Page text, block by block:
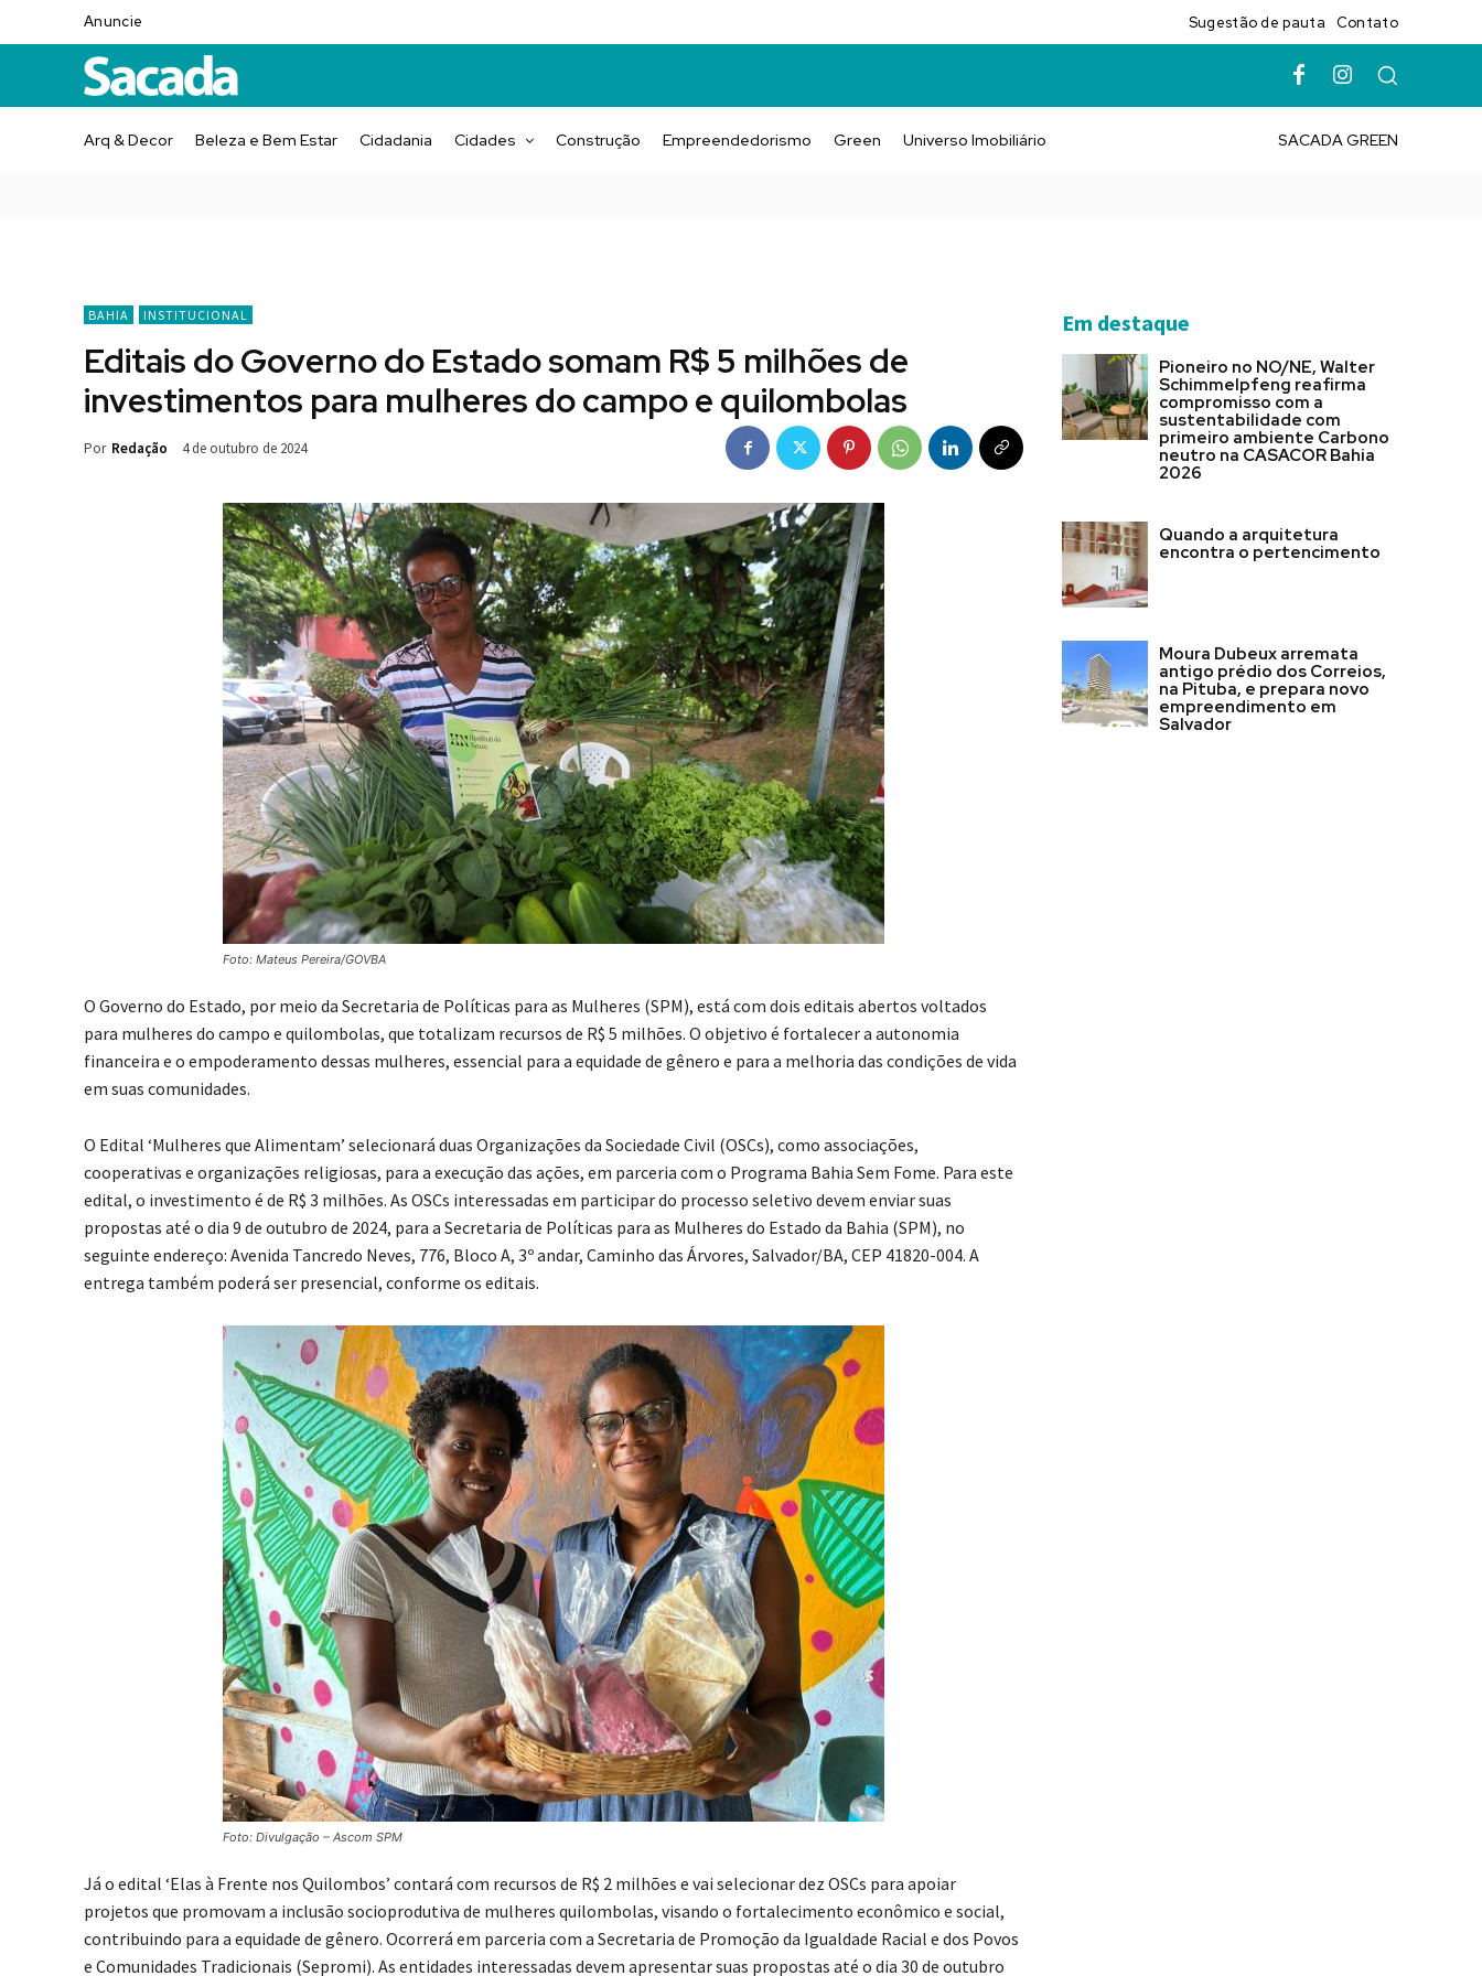
Anuncie Sugestão de pauta Contato
Arq & Decor Beleza e Bem Estar Cidadania Cidades Construção Empreendedorismo Green Universo Imobiliário SACADA GREEN
BAHIA INSTITUCIONAL
Editais do Governo do Estado somam R$ 5 milhões de
investimentos para mulheres do campo e quilombolas
Por Redação 4 de outubro de 2024
Foto: Mateus Pereira/GOVBA
O Governo do Estado, por meio da Secretaria de Políticas para as Mulheres (SPM), está com dois editais abertos voltados
para mulheres do campo e quilombolas, que totalizam recursos de R$ 5 milhões. O objetivo é fortalecer a autonomia
financeira e o empoderamento dessas mulheres, essencial para a equidade de gênero e para a melhoria das condições de vida
em suas comunidades.
O Edital ‘Mulheres que Alimentam’ selecionará duas Organizações da Sociedade Civil (OSCs), como associações,
cooperativas e organizações religiosas, para a execução das ações, em parceria com o Programa Bahia Sem Fome. Para este
edital, o investimento é de R$ 3 milhões. As OSCs interessadas em participar do processo seletivo devem enviar suas
propostas até o dia 9 de outubro de 2024, para a Secretaria de Políticas para as Mulheres do Estado da Bahia (SPM), no
seguinte endereço: Avenida Tancredo Neves, 776, Bloco A, 3º andar, Caminho das Árvores, Salvador/BA, CEP 41820-004. A
entrega também poderá ser presencial, conforme os editais.
Foto: Divulgação – Ascom SPM
Já o edital ‘Elas à Frente nos Quilombos’ contará com recursos de R$ 2 milhões e vai selecionar dez OSCs para apoiar
projetos que promovam a inclusão socioprodutiva de mulheres quilombolas, visando o fortalecimento econômico e social,
contribuindo para a equidade de gênero. Ocorrerá em parceria com a Secretaria de Promoção da Igualdade Racial e dos Povos
e Comunidades Tradicionais (Sepromi). As entidades interessadas devem apresentar suas propostas até o dia 30 de outubro
Em destaque
Pioneiro no NO/NE, Walter
Schimmelpfeng reafirma
compromisso com a
sustentabilidade com
primeiro ambiente Carbono
neutro na CASACOR Bahia
2026
Quando a arquitetura
encontra o pertencimento
Moura Dubeux arremata
antigo prédio dos Correios,
na Pituba, e prepara novo
empreendimento em
Salvador